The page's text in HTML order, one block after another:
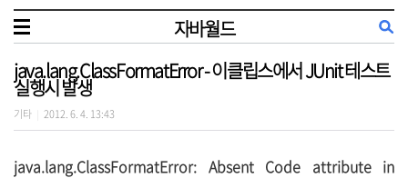
자바월드
java.lang.ClassFormatError - 이클립스에서 JUnit 테스트
실행시 발생
기타 2012. 6. 4. 13:43
java.lang.ClassFormatError: Absent Code attribute in